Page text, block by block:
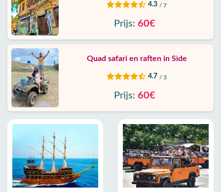
4.3 / 7
Prijs: 60€
Quad safari en raften in Side
4.7 / 3
Prijs: 60€